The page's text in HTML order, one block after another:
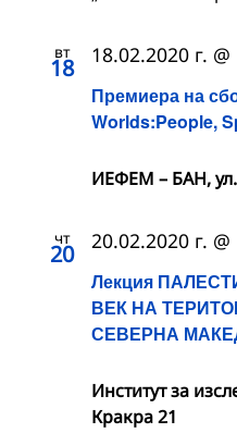
вт
18
Премиера на
Worlds:People,
18.02.2020 г.
ИЕФЕМ – БАН, ул.
чт
20
Лекция
ВЕК НА
СЕВЕРНА
20.02.2020 г.
Институт за
Кракра 21